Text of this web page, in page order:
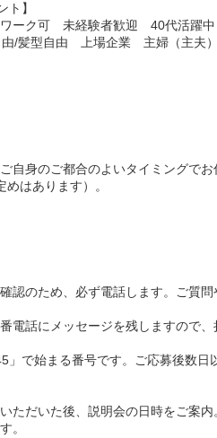
ト】
ーク可 未経験者歓迎 40代活躍
由/髪型自由 上場企業 主婦（主夫
自身のご都合のよいタイミングでお
はあります）。
認のため、必ず電話します。ご質
にメッセージを残しますので、
始まる番号です。ご応募後数日
ただいた後、説明会の日時をご案
。